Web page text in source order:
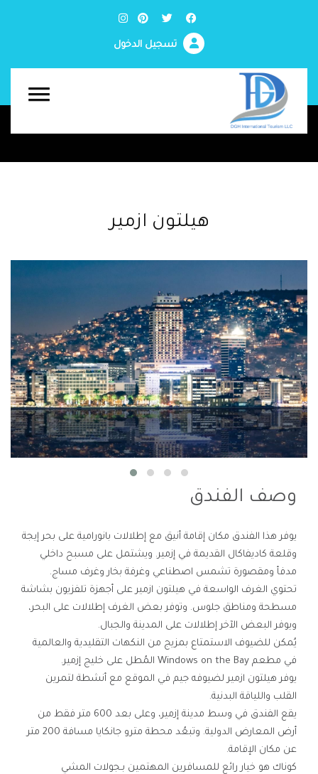
تسجيل الدخول
هيلتون ازمير
وصف الفندق
يوفر هذا الفندق مكان إقامة أنيق مع إطلالات بانورامية على بحر إيجة
وقلعة كاديفاكال القديمة في إزمير. ويشتمل على مسبح داخلي
مدفأ ومقصورة تشمس اصطناعي وغرفة بخار وغرف مساج.
تحتوي الغرف الواسعة في هيلتون ازمير على أجهزة تلفزيون بشاشة
مسطحة ومناطق جلوس. وتوفر بعض الغرف إطلالات على البحر،
ويوفر البعض الآخر إطلالات على المدينة والجبال.
يُمكن للضيوف الاستمتاع بمزيج من النكهات التقليدية والعالمية
في مطعم Windows on the Bay المُطل على خليج إزمير.
يوفر هيلتون ازمير لضيوفه جيم في الموقع مع أنشطة لتمرين
القلب واللياقة البدنية.
يقع الفندق في وسط مدينة إزمير، وعلى بعد 600 متر فقط من
أرض المعارض الدولية. وتبعُد محطة مترو جانكايا مسافة 200 متر
عن مكان الإقامة.
كوناك هو خيار رائع للمسافرين المهتمين بـجولات المشي